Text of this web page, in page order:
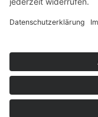
Impressum ·
© 2026 Kultur- und